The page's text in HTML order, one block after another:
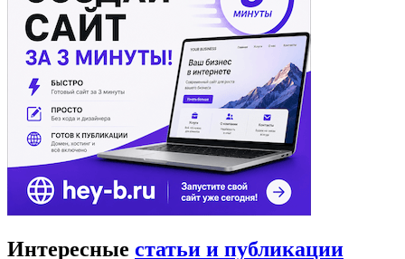
Интересные статьи и публикации